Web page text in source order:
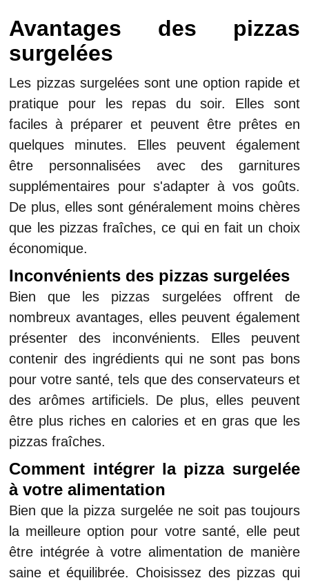
Avantages des pizzas
surgelées
Les pizzas surgelées sont une option rapide et
pratique pour les repas du soir. Elles sont
faciles à préparer et peuvent être prêtes en
quelques minutes. Elles peuvent également
être personnalisées avec des garnitures
supplémentaires pour s'adapter à vos goûts.
De plus, elles sont généralement moins chères
que les pizzas fraîches, ce qui en fait un choix
économique.
Inconvénients des pizzas surgelées
Bien que les pizzas surgelées offrent de
nombreux avantages, elles peuvent également
présenter des inconvénients. Elles peuvent
contenir des ingrédients qui ne sont pas bons
pour votre santé, tels que des conservateurs et
des arômes artificiels. De plus, elles peuvent
être plus riches en calories et en gras que les
pizzas fraîches.
Comment intégrer la pizza surgelée
à votre alimentation
Bien que la pizza surgelée ne soit pas toujours
la meilleure option pour votre santé, elle peut
être intégrée à votre alimentation de manière
saine et équilibrée. Choisissez des pizzas qui